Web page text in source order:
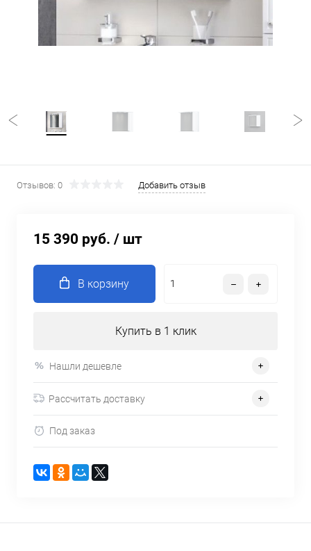
Отзывов: 0 Добавить отзыв
15 390 руб. / шт
В корзину
Купить в 1 клик
Нашли дешевле
Рассчитать доставку
Под заказ